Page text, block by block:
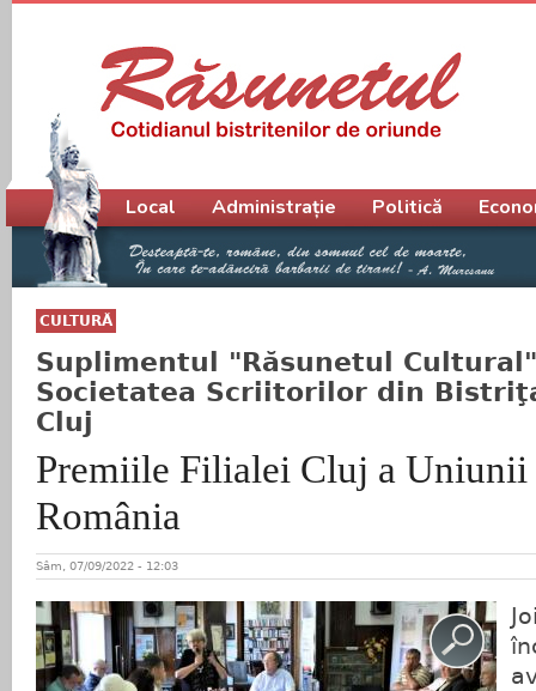
CULTURĂ
Suplimentul "Răsunetul
Societatea Scriitorilor din
Cluj
Premiile Filialei Cluj a
România
Sâm, 07/09/2022 - 12:03
Meniu principal
Local Administrație Politică